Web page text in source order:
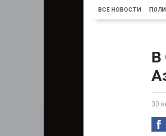
ВСЕ НОВОСТИ
В
30